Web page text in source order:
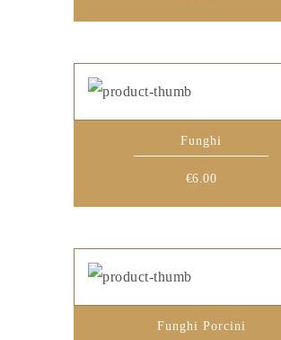
Funghi
€6.00
Funghi Porcini